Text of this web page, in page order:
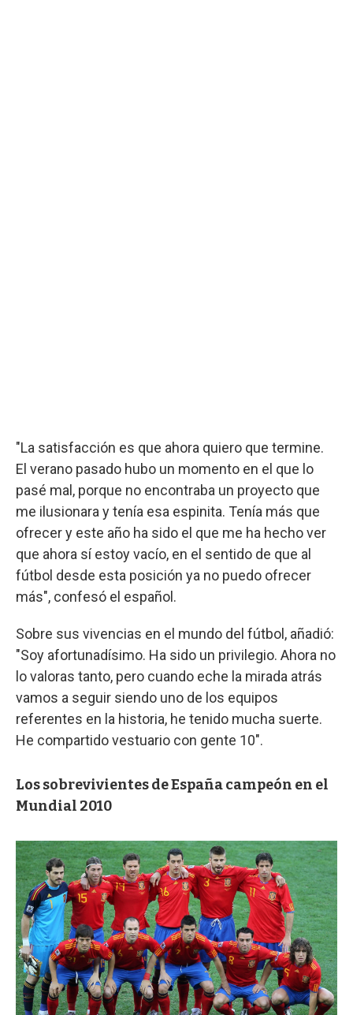
"La satisfacción es que ahora quiero que termine.
El verano pasado hubo un momento en el que lo
pasé mal, porque no encontraba un proyecto que
me ilusionara y tenía esa espinita. Tenía más que
ofrecer y este año ha sido el que me ha hecho ver
que ahora sí estoy vacío, en el sentido de que al
fútbol desde esta posición ya no puedo ofrecer
más", confesó el español.
Sobre sus vivencias en el mundo del fútbol, añadió:
"Soy afortunadísimo. Ha sido un privilegio. Ahora no
lo valoras tanto, pero cuando eche la mirada atrás
vamos a seguir siendo uno de los equipos
referentes en la historia, he tenido mucha suerte.
He compartido vestuario con gente 10".
Los sobrevivientes de España campeón en el
Mundial 2010